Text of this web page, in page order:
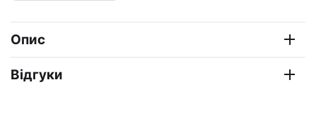
Опис
Відгуки